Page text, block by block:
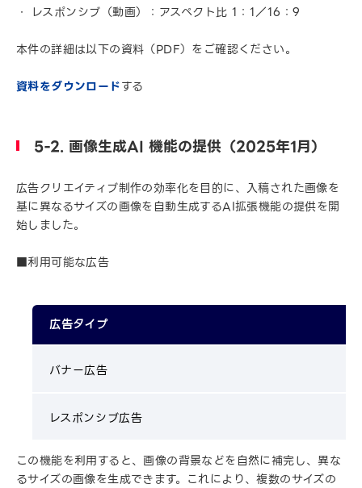
レスポンシブ（動画）：アスペクト比 1：1／16：9
本件の詳細は以下の資料（PDF）をご確認ください。
資料をダウンロードする
5-2. 画像生成AI 機能の提供（2025年1月）
広告クリエイティブ制作の効率化を目的に、入稿された画像を
基に異なるサイズの画像を自動生成するAI拡張機能の提供を開
始しました。
■利用可能な広告
広告タイプ
バナー広告
レスポンシブ広告
この機能を利用すると、画像の背景などを自然に補完し、異な
るサイズの画像を生成できます。これにより、複数のサイズの